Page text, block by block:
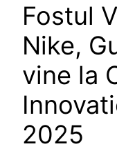
Fostul
Nike,
vine la
2025